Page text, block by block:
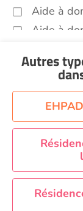
Aide à
Aide à
Aide à
Aide à
Aide à
Aide à
Aide à
Aide à
Aide à
Autres